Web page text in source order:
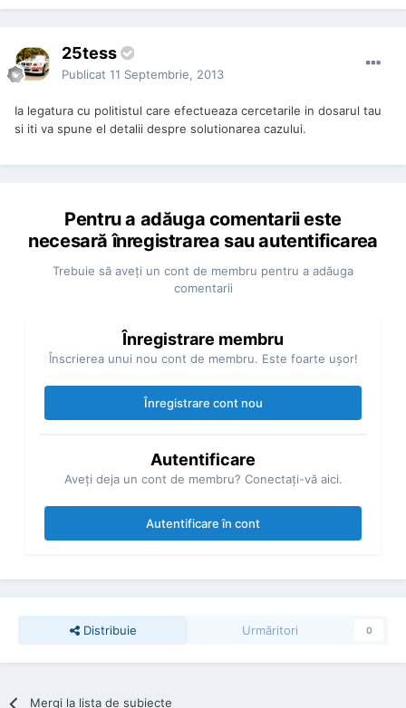
25tess
Publicat 11 Septembrie, 2013
Ia legatura cu politistul care efectueaza cercetarile in dosarul tau
si iti va spune el detalii despre solutionarea cazului.
Pentru a adăuga comentarii este
necesară înregistrarea sau autentificarea
Trebuie să aveţi un cont de membru pentru a adăuga
comentarii
Înregistrare membru
Înscrierea unui nou cont de membru. Este foarte uşor!
Înregistrare cont nou
Autentificare
Aveţi deja un cont de membru? Conectaţi-vă aici.
Autentificare în cont
Distribuie Urmăritori 0
Mergi la lista de subiecte